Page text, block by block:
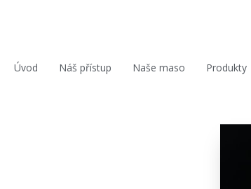
Úvod Náš přístup Naše maso Produkty